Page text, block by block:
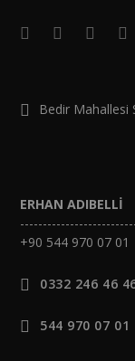
Bedir Mahallesi
ERHAN ADIBELLİ
+90 544 970 07 01
0332 246 46
544 970 07 01